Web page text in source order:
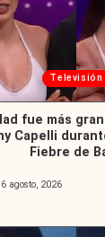
Televisión
fue más
Capelli
Fiebre de
6 agosto, 2026